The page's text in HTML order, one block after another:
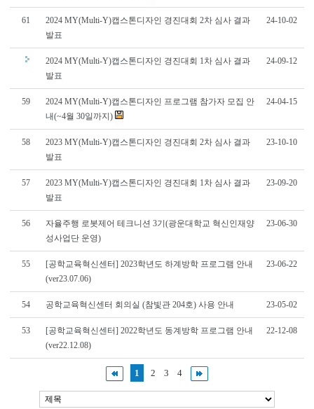
61
2024 MY(Multi-Y)캡스톤디자인 경진대회 2차 심사 결과
발표
24-10-02
2024 MY(Multi-Y)캡스톤디자인 경진대회 1차 심사 결과
발표
24-09-12
59
2024 MY(Multi-Y)캡스톤디자인 프로그램 참가자 모집 안
내(~4월 30일까지)
24-04-15
58
2023 MY(Multi-Y)캡스톤디자인 경진대회 2차 심사 결과
발표
23-10-10
57
2023 MY(Multi-Y)캡스톤디자인 경진대회 1차 심사 결과
발표
23-09-20
56
자율주행 로봇제어 테크니션 3기(광운대학교 혁신인재양
성사업단 운영)
23-06-30
55
[공학교육혁신센터] 2023학년도 하계방학 프로그램 안내
(ver23.07.06)
23-06-22
54 공학교육혁신센터 회의실 (참빛관 204호) 사용 안내 23-05-02
53
[공학교육혁신센터] 2022학년도 동계방학 프로그램 안내
(ver22.12.08)
22-12-08
1 2 3 4